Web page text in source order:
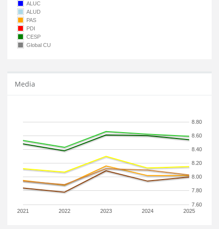
ALUC
ALUD
PAS
PDI
CESP
Global CU
Media
2021 2022 2023 2024 2025
7.60
7.80
8.00
8.20
8.40
8.60
8.80